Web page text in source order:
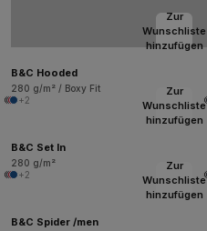
Zur
Wunschliste
hinzufügen
B&C Hooded
280 g/m² / Boxy Fit
+2
Zur
Wunschliste
hinzufügen
B&C Set In
280 g/m²
+2
Zur
Wunschliste
hinzufügen
B&C Spider /men